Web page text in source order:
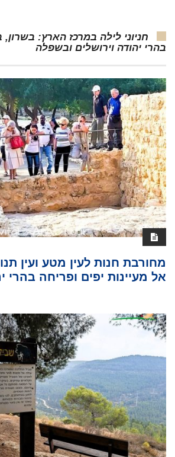
חניוני לילה במרכז הארץ:
בהרי יהודה וירושלים ובשפלה
מחורבת חנות לעין מטע ועין
אל מעיינות יפים ופריחה בהרי